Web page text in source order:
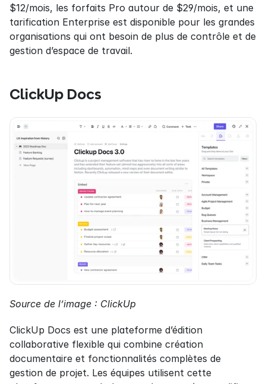
$12/mois, les forfaits Pro autour de $29/mois, et une
tarification Enterprise est disponible pour les grandes
organisations qui ont besoin de plus de contrôle et de
gestion d’espace de travail.
ClickUp Docs
Source de l’image : ClickUp
ClickUp Docs est une plateforme d’édition
collaborative flexible qui combine création
documentaire et fonctionnalités complètes de
gestion de projet. Les équipes utilisent cette